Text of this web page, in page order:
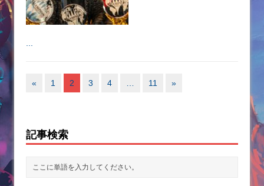
« 1 2 3 4 11 »
記事検索